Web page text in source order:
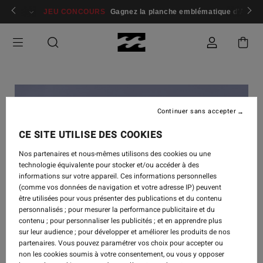
Se connecter / s'inscrire
JEU CONCOURS Gagnez la planche emblématique d'Andy
INSPIRATION- 15 NOV. 2018
CE SITE UTILISE DES COOKIES
Nos partenaires et nous-mêmes utilisons des cookies ou une
technologie équivalente pour stocker et/ou accéder à des
informations sur votre appareil. Ces informations personnelles
(comme vos données de navigation et votre adresse IP) peuvent
être utilisées pour vous présenter des publications et du contenu
personnalisés ; pour mesurer la performance publicitaire et du
contenu ; pour personnaliser les publicités ; et en apprendre plus
sur leur audience ; pour développer et améliorer les produits de nos
partenaires. Vous pouvez paramétrer vos choix pour accepter ou
non les cookies soumis à votre consentement, ou vous y opposer
Continuer sans accepter